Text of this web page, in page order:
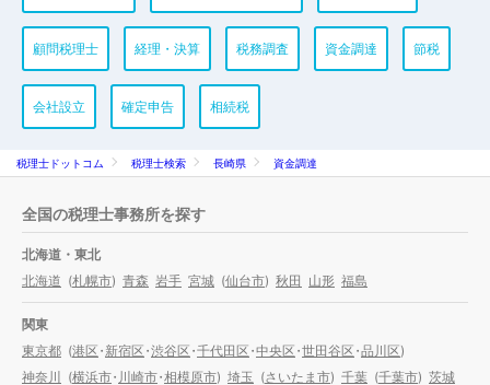
顧問税理士 経理・決算 税務調査 資金調達 節税
会社設立 確定申告 相続税
税理士ドットコム 税理士検索 長崎県 資金調達
全国の税理士事務所を探す
北海道・東北
北海道 (札幌市) 青森 岩手 宮城 (仙台市) 秋田 山形 福島
関東
東京都 (港区・新宿区・渋谷区・千代田区・中央区・世田谷区・品川区)
神奈川
(横浜市・ 川崎市・相模原市) 埼玉 (さいたま市) 千葉 (千葉市) 茨城